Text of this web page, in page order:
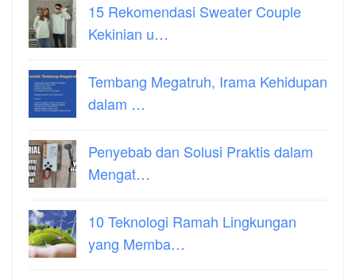
15 Rekomendasi Sweater Couple
Kekinian u…
Tembang Megatruh, Irama Kehidupan
dalam …
Penyebab dan Solusi Praktis dalam
Mengat…
10 Teknologi Ramah Lingkungan
yang Memba…